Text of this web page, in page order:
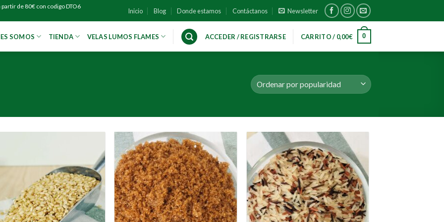
partir de 80€ con codigo DTO6
Inicio Blog Donde estamos Contáctanos Newsletter
SOMOS TIENDA VELAS LUMOS FLAMES ACCEDER / REGISTRARSE CARRITO / 0,00€ 0